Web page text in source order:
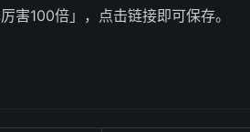
害100倍」，点击链接即可保存。